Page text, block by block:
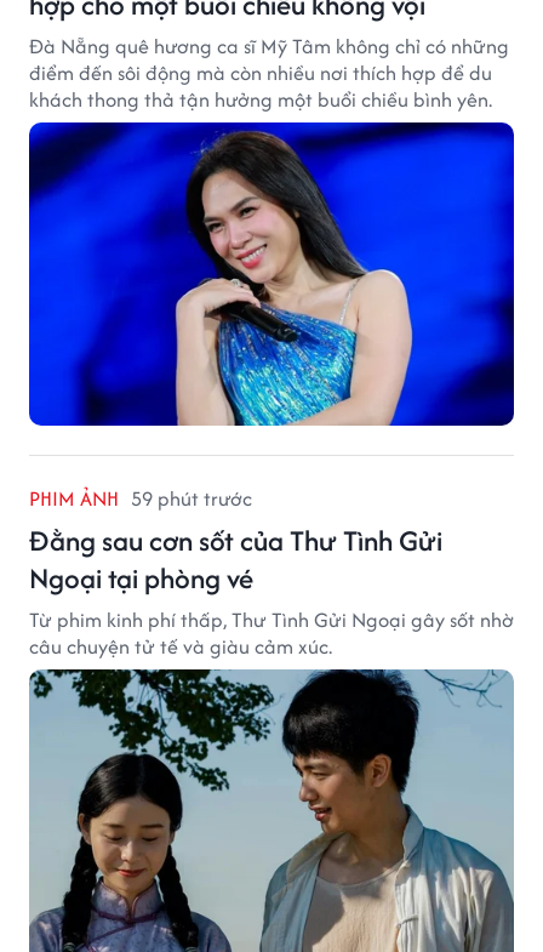
Đà Nẵng quê hương ca sĩ Mỹ Tâm không chỉ có những
điểm đến sôi động mà còn nhiều nơi thích hợp để du
khách thong thả tận hưởng một buổi chiều bình yên.
PHIM ẢNH 59 phút trước
Đằng sau cơn sốt của Thư Tình Gửi
Ngoại tại phòng vé
Từ phim kinh phí thấp, Thư Tình Gửi Ngoại gây sốt nhờ
câu chuyện tử tế và giàu cảm xúc.